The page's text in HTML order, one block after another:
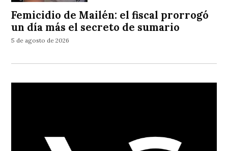
Femicidio de Mailén: el fiscal prorrogó
un día más el secreto de sumario
5 de agosto de 2026